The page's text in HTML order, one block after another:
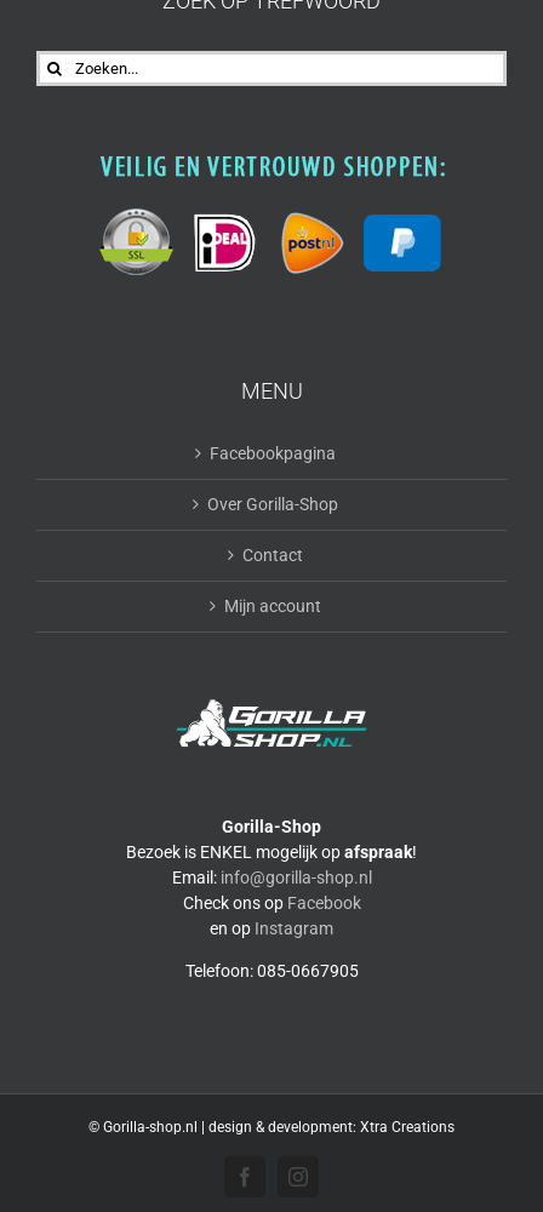
Zoeken
naar:
MENU
Facebookpagina
Over Gorilla-Shop
Contact
Mijn account
Gorilla-Shop
Bezoek is ENKEL mogelijk opafspraak!
Email: info@gorilla-shop.nl
Check ons op Facebook
en op Instagram
Telefoon: 085-0667905
© Gorilla-shop.nl | design & development: Xtra Creations
FacebookInstagram